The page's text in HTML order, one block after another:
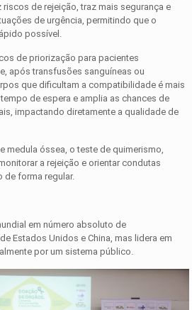
riscos de rejeição, traz mais segurança e
de urgência, permitindo que o
possível.
de priorização para pacientes
após transfusões sanguíneas ou
que dificultam a compatibilidade é mais
de espera e amplia as chances de
impactando diretamente a qualidade de
medula óssea, o teste de quimerismo,
a rejeição e orientar condutas
forma regular.
em número absoluto de
Estados Unidos e China, mas lidera em
por um sistema público.